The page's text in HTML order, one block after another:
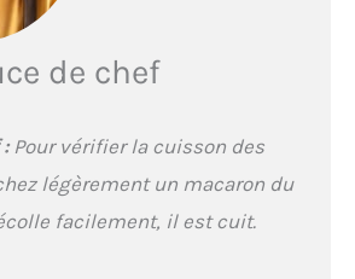
de chef
Pour vérifier la cuisson des
légèrement un macaron du
facilement, il est cuit.